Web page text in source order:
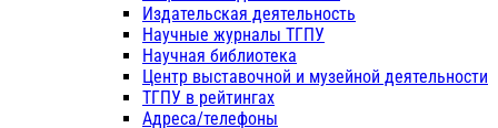
Издательская деятельность
Научные журналы ТГПУ
Научная библиотека
Центр выставочной и музейной деятельности
ТГПУ в рейтингах
Адреса/телефоны